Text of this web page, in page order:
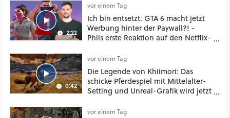
2:22
vor einem Tag
Ich bin entsetzt: GTA 6 macht jetzt
Werbung hinter der Paywall?! -
Phils erste Reaktion auf den Netflix-
0:42
vor einem Tag
Die Legende von Khiimori: Das
schicke Pferdespiel mit Mittelalter-
Setting und Unreal-Grafik wird jetzt
vor einem Tag